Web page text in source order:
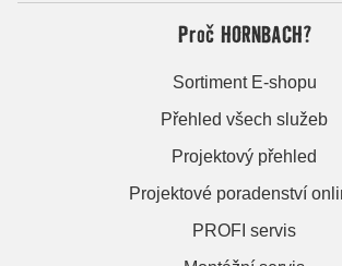
Proč HORNBACH?
Sortiment E-shopu
Přehled všech služeb
Projektový přehled
Projektové poradenství
PROFI servis